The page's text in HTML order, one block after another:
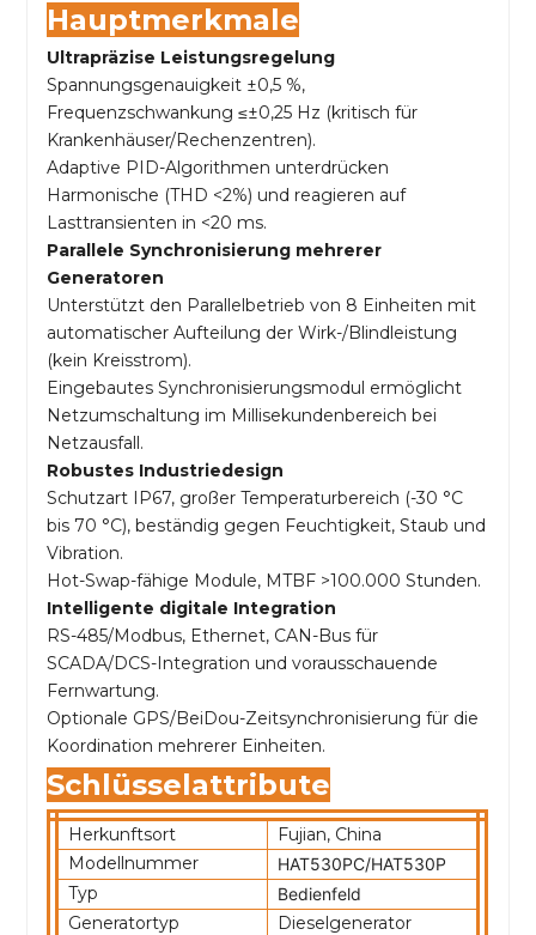
Hauptmerkmale
Ultrapräzise Leistungsregelung
Spannungsgenauigkeit ±0,5 %,
Frequenzschwankung ≤±0,25 Hz (kritisch für
Krankenhäuser/Rechenzentren).
Adaptive PID-Algorithmen unterdrücken
Harmonische (THD <2%) und reagieren auf
Lasttransienten in <20 ms.
Parallele Synchronisierung mehrerer
Generatoren
Unterstützt den Parallelbetrieb von 8 Einheiten mit
automatischer Aufteilung der Wirk-/Blindleistung
(kein Kreisstrom).
Eingebautes Synchronisierungsmodul ermöglicht
Netzumschaltung im Millisekundenbereich bei
Netzausfall.
Robustes Industriedesign
Schutzart IP67, großer Temperaturbereich (-30 °C
bis 70 °C), beständig gegen Feuchtigkeit, Staub und
Vibration.
Hot-Swap-fähige Module, MTBF >100.000 Stunden.
Intelligente digitale Integration
RS-485/Modbus, Ethernet, CAN-Bus für
SCADA/DCS-Integration und vorausschauende
Fernwartung.
Optionale GPS/BeiDou-Zeitsynchronisierung für die
Koordination mehrerer Einheiten.
Schlüsselattribute
Herkunftsort
Fujian, China
Modellnummer
HAT530PC/HAT530P
Typ Bedienfeld
Generatortyp
Dieselgenerator